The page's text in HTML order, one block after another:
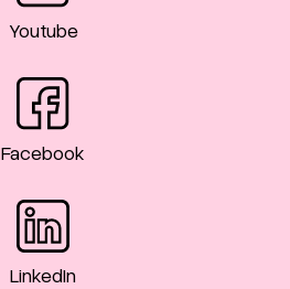
Youtube
Facebook
LinkedIn